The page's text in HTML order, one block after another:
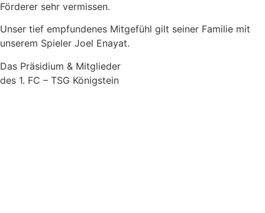
Förderer sehr vermissen.
Unser tief empfundenes Mitgefühl gilt seiner Familie mit
unserem Spieler Joel Enayat.
Das Präsidium & Mitglieder
des 1. FC – TSG Königstein